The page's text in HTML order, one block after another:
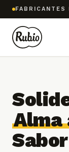
FABRICANTES
Alma